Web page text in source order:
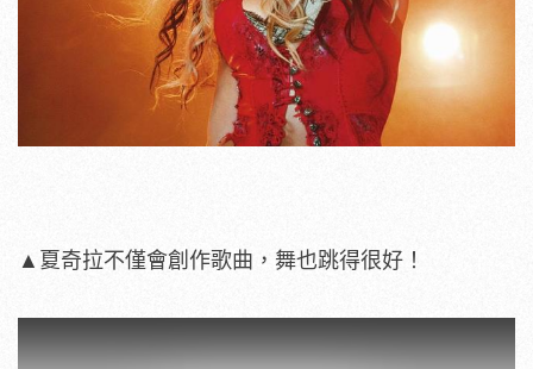
▲夏奇拉不僅會創作歌曲，舞也跳得很好！